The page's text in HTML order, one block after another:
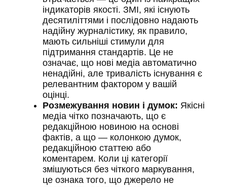
індикаторів якості. ЗМІ, які існують
десятиліттями і послідовно надають
надійну журналістику, як правило,
мають сильніші стимули для
підтримання стандартів. Це не
означає, що нові медіа автоматично
ненадійні, але тривалість існування є
релевантним фактором у вашій
оцінці.
Розмежування новин і думок: Якісні
медіа чітко позначають, що є
редакційною новиною на основі
фактів, а що — колонкою думок,
редакційною статтею або
коментарем. Коли ці категорії
змішуються без чіткого маркування,
це ознака того, що джерело не